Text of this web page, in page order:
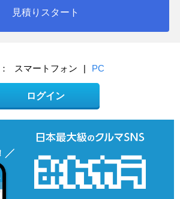
見積りスタート
スマートフォン | PC
ログイン